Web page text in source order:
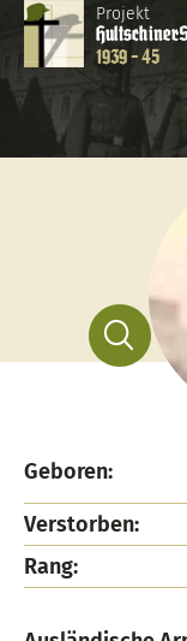
Projekt
Hultschiner
1939 - 45
Geboren:
Verstorben:
Rang: